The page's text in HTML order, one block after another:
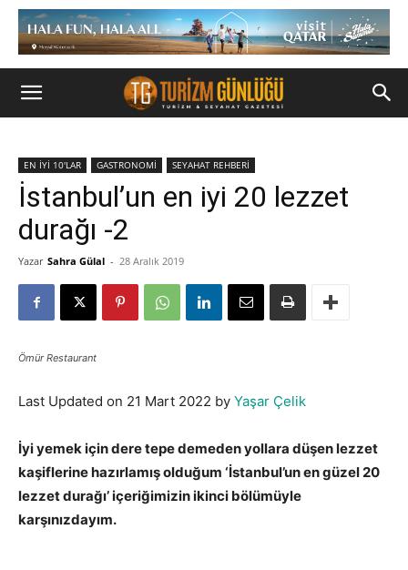
EN İYİ 10'LAR GASTRONOMİ SEYAHAT REHBERİ
İstanbul’un en iyi 20 lezzet
durağı -2
Yazar Sahra Gülal - 28 Aralık 2019
Ömür Restaurant
Last Updated on 21 Mart 2022 by Yaşar Çelik
İyi yemek için dere tepe demeden yollara düşen lezzet
kaşiflerine hazırlamış olduğum ‘İstanbul’un en güzel 20
lezzet durağı’ içeriğimizin ikinci bölümüyle
karşınızdayım.